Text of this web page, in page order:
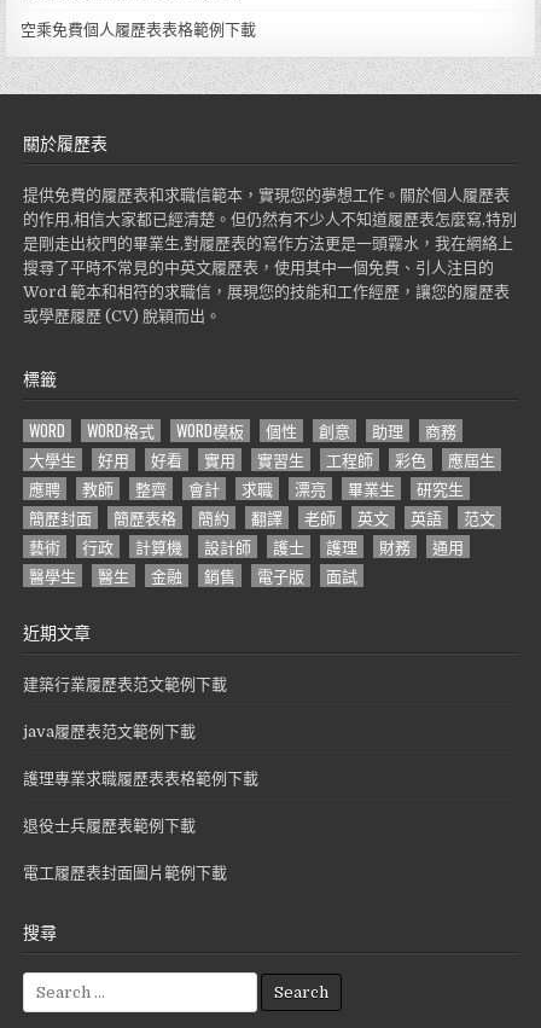
空乘免費個人履歷表表格範例下載
關於履歷表
提供免費的履歷表和求職信範本，實現您的夢想工作。關於個人履歷表
的作用,相信大家都已經清楚。但仍然有不少人不知道履歷表怎麼寫,特別
是剛走出校門的畢業生,對履歷表的寫作方法更是一頭霧水，我在網絡上
搜尋了平時不常見的中英文履歷表，使用其中一個免費、引人注目的
Word 範本和相符的求職信，展現您的技能和工作經歷，讓您的履歷表
或學歷履歷 (CV) 脫穎而出。
標籤
WORD WORD格式 WORD模板 個性 創意 助理
商務
大學生
好用 好看 實用 實習生 工程師 彩色
應屆生
應聘
教師 整齊 會計 求職 漂亮 畢業生
研究生
簡歷封面
簡歷表格 簡約 翻譯 老師 英文 英語
范文
藝術
行政 計算機 設計師 護士 護理 財務
通用
醫學生
醫生 金融 銷售 電子版 面試
近期文章
建築行業履歷表范文範例下載
java履歷表范文範例下載
護理專業求職履歷表表格範例下載
退役士兵履歷表範例下載
電工履歷表封面圖片範例下載
搜尋
e